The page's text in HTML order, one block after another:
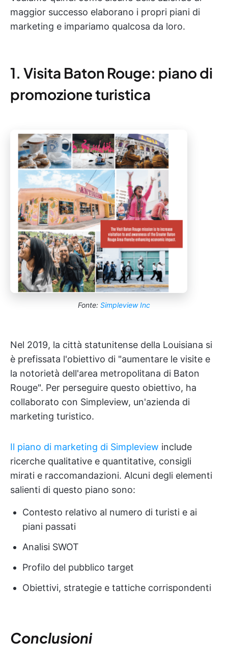
maggior successo elaborano i propri piani di
marketing e impariamo qualcosa da loro.
1. Visita Baton Rouge: piano di
promozione turistica
Fonte: Simpleview Inc
Nel 2019, la città statunitense della Louisiana si
è prefissata l'obiettivo di "aumentare le visite e
la notorietà dell'area metropolitana di Baton
Rouge". Per perseguire questo obiettivo, ha
collaborato con Simpleview, un'azienda di
marketing turistico.
Il piano di marketing di Simpleview include
ricerche qualitative e quantitative, consigli
mirati e raccomandazioni. Alcuni degli elementi
salienti di questo piano sono:
Contesto relativo al numero di turisti e ai
piani passati
Analisi SWOT
Profilo del pubblico target
Obiettivi, strategie e tattiche corrispondenti
Conclusioni